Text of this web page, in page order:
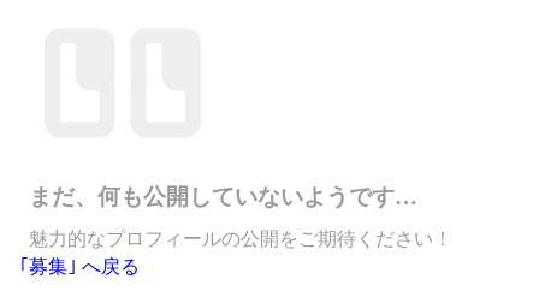
まだ、何も公開していないようです…
魅力的なプロフィールの公開をご期待ください！
｢募集｣ へ戻る